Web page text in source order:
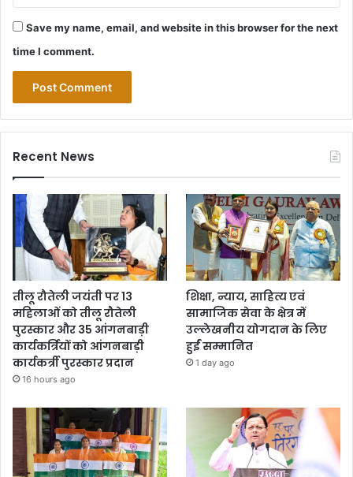
Save my name, email, and website in this browser for the next
time I comment.
Recent News
तीलू रौतेली जयंती पर 13
महिलाओं को तीलू रौतेली
पुरस्कार और 35 आंगनबाड़ी
कार्यकर्त्रियों को आंगनबाड़ी
कार्यकर्त्री पुरस्कार प्रदान
16 hours ago
शिक्षा, न्याय, साहित्य एवं
सामाजिक सेवा के क्षेत्र में
उल्लेखनीय योगदान के लिए
हुईं सम्मानित
1 day ago